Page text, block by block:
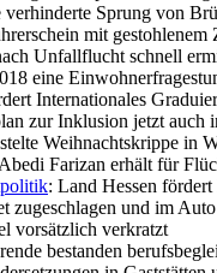
verhinderte Sprung von
mit gestohlenem
Unfallflucht schnell
eine
Internationales
zur Inklusion jetzt auch
Weihnachtskrippe in
Farizan erhält für
: Land Hessen
zugeschlagen und im
vorsätzlich verkratzt
bestanden